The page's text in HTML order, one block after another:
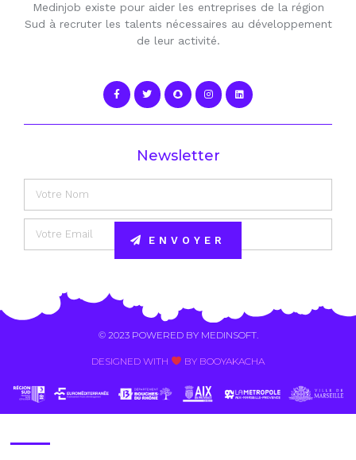
Medinjob existe pour aider les entreprises de la région
Sud à recruter les talents nécessaires au développement
de leur activité.
Newsletter
ENVOYER
© 2023 POWERED BY MEDINSOFT.
DESIGNED WITH BY BOOYAKACHA​